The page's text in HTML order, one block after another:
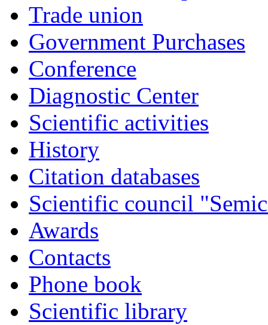
Trade union
Government Purchases
Conference
Diagnostic Center
Scientific activities
History
Citation databases
Scientific council
Awards
Contacts
Phone book
Scientific library